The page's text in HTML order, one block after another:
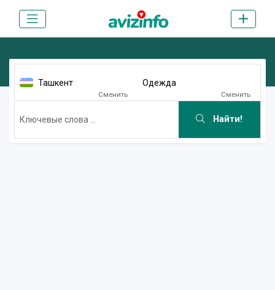
Ташкент
Сменить
Одежда
Сменить
Найти!